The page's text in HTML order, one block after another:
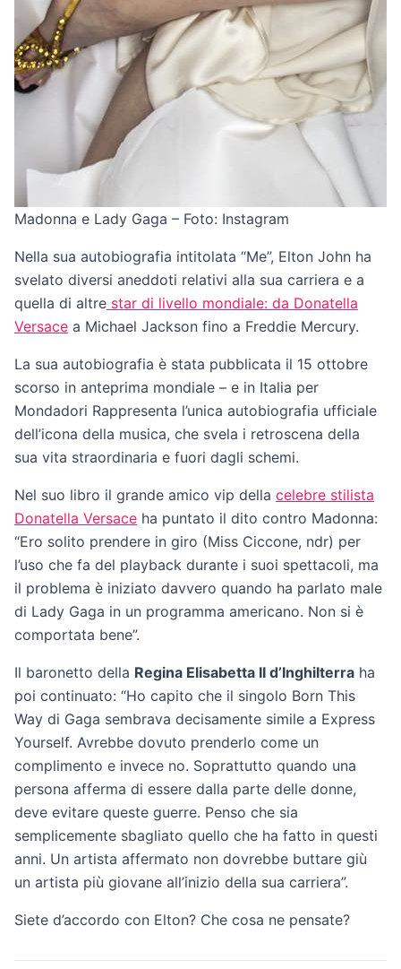
Madonna e Lady Gaga – Foto: Instagram
Nella sua autobiografia intitolata “Me”, Elton John ha
svelato diversi aneddoti relativi alla sua carriera e a
quella di altre star di livello mondiale: da Donatella
Versace a Michael Jackson fino a Freddie Mercury.
La sua autobiografia è stata pubblicata il 15 ottobre
scorso in anteprima mondiale – e in Italia per
Mondadori Rappresenta l’unica autobiografia ufficiale
dell’icona della musica, che svela i retroscena della
sua vita straordinaria e fuori dagli schemi.
Nel suo libro il grande amico vip della celebre stilista
Donatella Versace ha puntato il dito contro Madonna:
“Ero solito prendere in giro (Miss Ciccone, ndr) per
l’uso che fa del playback durante i suoi spettacoli, ma
il problema è iniziato davvero quando ha parlato male
di Lady Gaga in un programma americano. Non si è
comportata bene”.
Il baronetto della Regina Elisabetta II d’Inghilterra ha
poi continuato: “Ho capito che il singolo Born This
Way di Gaga sembrava decisamente simile a Express
Yourself. Avrebbe dovuto prenderlo come un
complimento e invece no. Soprattutto quando una
persona afferma di essere dalla parte delle donne,
deve evitare queste guerre. Penso che sia
semplicemente sbagliato quello che ha fatto in questi
anni. Un artista affermato non dovrebbe buttare giù
un artista più giovane all’inizio della sua carriera”.
Siete d’accordo con Elton? Che cosa ne pensate?